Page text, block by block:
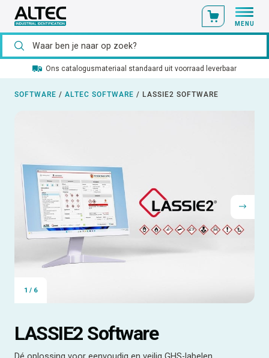
MENU
Ons catalogusmateriaal standaard uit voorraad leverbaar
SOFTWARE / ALTEC SOFTWARE / LASSIE2 SOFTWARE
1 / 6
LASSIE2 Software